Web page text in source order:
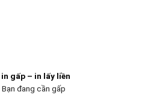
gấp – in lấy liền
đang cần gấp